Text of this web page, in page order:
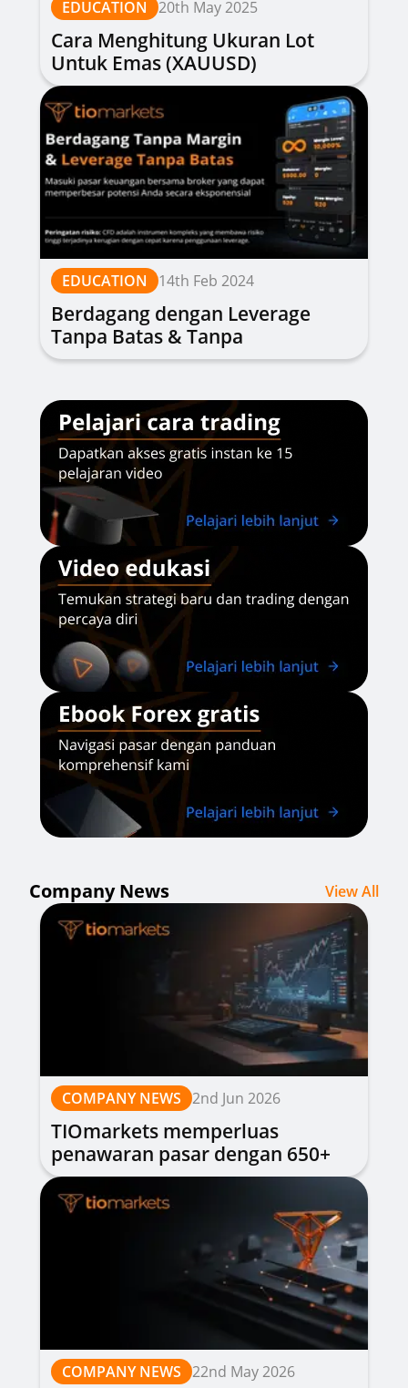
EDUCATION 20th May 2025
Cara Menghitung Ukuran Lot
Untuk Emas (XAUUSD)
EDUCATION 14th Feb 2024
Berdagang dengan Leverage
Tanpa Batas & Tanpa
Persyaratan Margin
Company News View All
COMPANY NEWS 2nd Jun 2026
TIOmarkets memperluas
penawaran pasar dengan 650+
saham baru
COMPANY NEWS 22nd May 2026